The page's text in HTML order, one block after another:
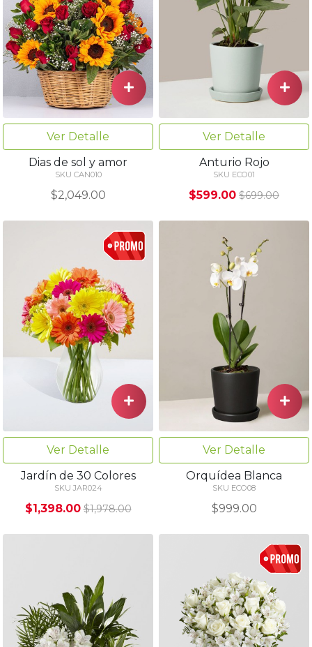
Ver Detalle
Dias de sol y amor
SKU CAN010
$2,049.00
Ver Detalle
Anturio Rojo
SKU ECO01
$599.00 $699.00
Ver Detalle
Jardín de 30 Colores
SKU JAR024
$1,398.00 $1,978.00
Ver Detalle
Orquídea Blanca
SKU ECO08
$999.00